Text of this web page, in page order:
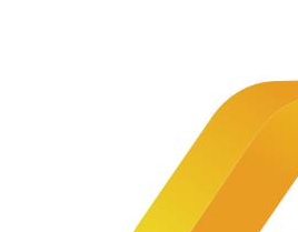
2025年
Python
程序开
发职业
技能等